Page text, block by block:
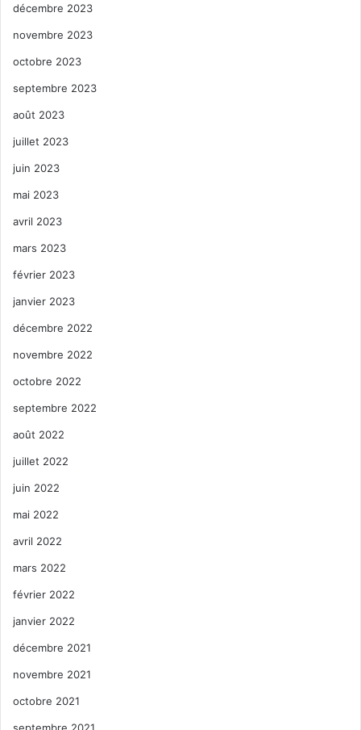
décembre 2023
novembre 2023
octobre 2023
septembre 2023
août 2023
juillet 2023
juin 2023
mai 2023
avril 2023
mars 2023
février 2023
janvier 2023
décembre 2022
novembre 2022
octobre 2022
septembre 2022
août 2022
juillet 2022
juin 2022
mai 2022
avril 2022
mars 2022
février 2022
janvier 2022
décembre 2021
novembre 2021
octobre 2021
septembre 2021